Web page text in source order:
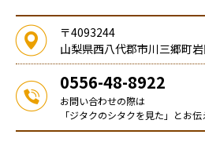
〒4093244
山梨県西八代郡市川三郷町
0556-48-8922
お問い合わせの際は
「ジタクのシタクを見た」とお伝